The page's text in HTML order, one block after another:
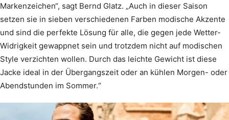
Markenzeichen“, sagt Bernd Glatz. „Auch in dieser Saison
setzen sie in sieben verschiedenen Farben modische Akzente
und sind die perfekte Lösung für alle, die gegen jede Wetter-
Widrigkeit gewappnet sein und trotzdem nicht auf modischen
Style verzichten wollen. Durch das leichte Gewicht ist diese
Jacke ideal in der Übergangszeit oder an kühlen Morgen- oder
Abendstunden im Sommer.“